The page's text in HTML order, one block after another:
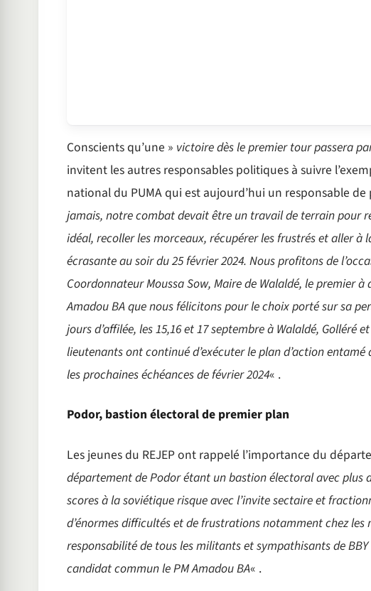
Conscients qu’une » victoire dès le premier tour passera
invitent les autres responsables politiques à suivre
national du PUMA qui est aujourd’hui un responsable
jamais, notre combat devait être un travail de terrain pour
idéal, recoller les morceaux, récupérer les frustrés et aller à
écrasante au soir du 25 février 2024. Nous profitons de
Coordonnateur Moussa Sow, Maire de Walaldé, le premier
Amadou BA que nous félicitons pour le choix porté sur sa
jours d’affilée, les 15,16 et 17 septembre à Walaldé, Golléré
lieutenants ont continué d’exécuter le plan d’action
les prochaines échéances de février 2024« .
Podor, bastion électoral de premier plan
Les jeunes du REJEP ont rappelé l’importance du
département de Podor étant un bastion électoral avec plus
scores à la soviétique risque avec l’invite sectaire et
d’énormes difficultés et de frustrations notamment chez
responsabilité de tous les militants et sympathisants de
candidat commun le PM Amadou BA« .